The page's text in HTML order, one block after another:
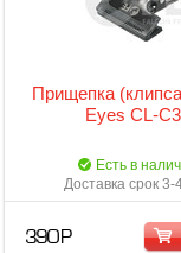
Прищепка
Eyes CL-
Есть в
Доставка срок 3-
390 Р